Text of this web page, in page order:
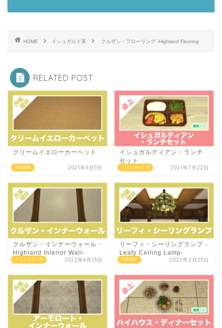
HOME イシュガルド系 クルザン・フローリング -Highland Flooring-
RELATED POST
内装建材
クリームイエローカーペット
2021年9月5日 イシュガルド系
イシュガルディアン・ランチ
セット
2021年7月22日
イシュガルド系
クルザン・インナーウォール -
Highland Interior Wall-
2022年4月13日 内装建材
リーフィ・シーリングランプ -
Leafy Ceiling Lamp-
2022年2月25日